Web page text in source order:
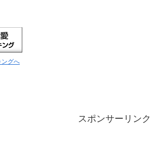
ングへ
スポンサーリンク